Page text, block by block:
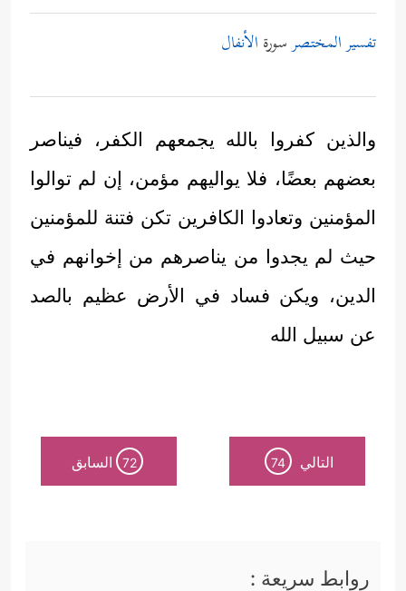
تفسير المختصرسورة الأنفال
والذين كفروا بالله يجمعهم الكفر، فيناصر
بعضهم بعضًا، فلا يواليهم مؤمن، إن لم توالوا
المؤمنين وتعادوا الكافرين تكن فتنة للمؤمنين
حيث لم يجدوا من يناصرهم من إخوانهم في
الدين، ويكن فساد في الأرض عظيم بالصد
عن سبيل الله
التالي 74
72 السابق
روابط سريعة :